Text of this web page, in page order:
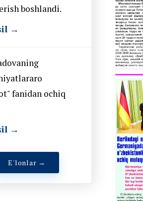
boshlandi.
→
fanidan ochiq
→
E'lonlar →